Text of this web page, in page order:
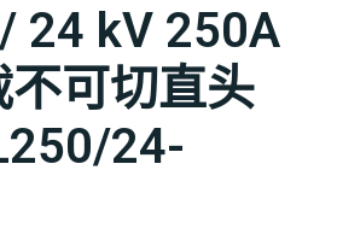
24 kV 250A
不可切直头
24-